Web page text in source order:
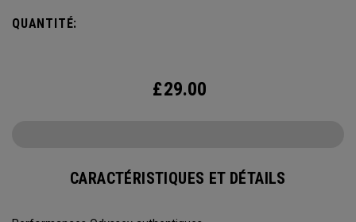
QUANTITÉ:
£29.00
CARACTÉRISTIQUES ET DÉTAILS